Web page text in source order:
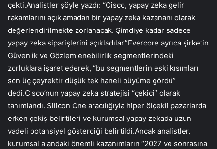
çekti.Analistler şöyle yazdı: “Cisco, yapay zeka gelir
rakamlarını açıklamadan bir yapay zeka kazananı olarak
değerlendirilmekte zorlanacak. Şimdiye kadar sadece
yapay zeka siparişlerini açıkladılar.”Evercore ayrıca şirketin
Güvenlik ve Gözlemlenebilirlik segmentlerindeki
zorluklara işaret ederek, “bu segmentlerin eski kısımları
son üç çeyrektir düşük tek haneli büyüme gördü”
dedi.Cisco’nun yapay zeka stratejisi “çekici” olarak
tanımlandı. Silicon One aracılığıyla hiper ölçekli pazarlarda
erken çekiş belirtileri ve kurumsal yapay zekada uzun
vadeli potansiyel gösterdiği belirtildi.Ancak analistler,
kurumsal alandaki önemli kazanımların “2027 ve sonrasına